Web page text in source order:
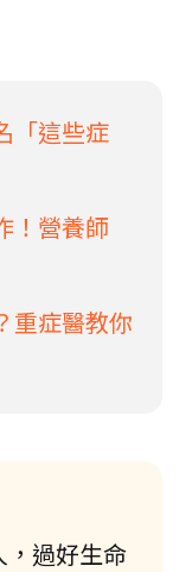
「這些症
！營養師
重症醫教你
過好生命